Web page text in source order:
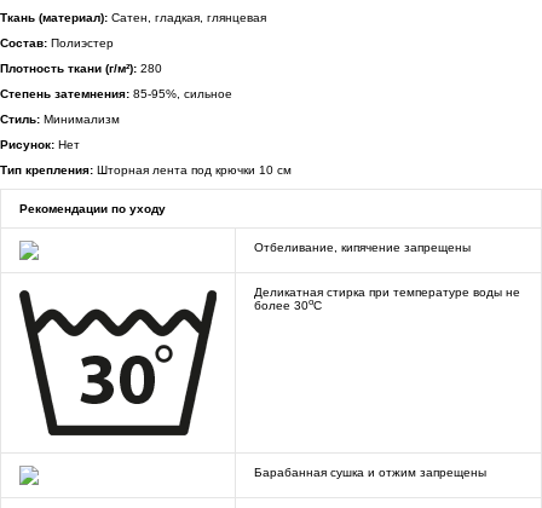
Ткань (материал): Сатен, гладкая, глянцевая
Состав: Полиэстер
Плотность ткани (г/м²): 280
Степень затемнения: 85-95%, сильное
Стиль: Минимализм
Рисунок: Нет
Тип крепления: Шторная лента под крючки 10 см
Рекомендации по уходу
Отбеливание, кипячение запрещены
Деликатная стирка при температуре воды не
более 30oC
Барабанная сушка и отжим запрещены